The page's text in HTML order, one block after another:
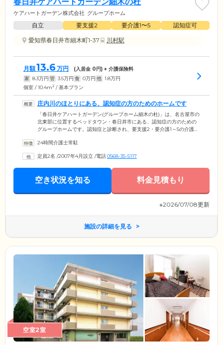
ケアハートガーデン株式会社 グループホーム
自立 要支援2 要介護1〜5
認知症可
愛知県春日井市細木町1-37
川村駅
月額13.6 万円 (入居金 0円) + 介護保険料
家 8.3万円 管 3.5万円 食 0万円 他 1.8万円
個室 / 10.4m2 / 基本プラン
庄内川のほとりにある、認知症の方のためのホームです
「春日井ケアハートガーデン(グループホーム細木の杜)」は、名古屋市の
北東部に位置するベッドタウン・春日井市にある、認知症の方のための
グループホームです。認知症と診断され、要支援2・要介護1～5の介護認
たします。ご入居者のみなさまには住み慣れた地域で過ごしていただき
住まいの方を対象とさせていただいております。地域に暮らす人々の水
源として豊かな水をたたえる庄内川のほとりで、おだやかな毎日をお過
24時間介護士常駐
定員2名 /2007年4月設立 /電話0568-35-5117
空き状況を知る 料金見積もり
※2026/07/08更新
施設の詳細を見る
空室2室